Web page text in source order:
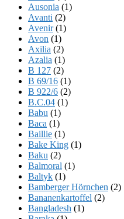
Ausonia (1)
Avanti (2)
Avenir(1)
Avon (1)
Axilia (2)
Azalia (1)
B 127 (2)
B 69/16 (1)
B 922/6 (2)
B.C.04 (1)
Babu (1)
Baca (1)
Baillie (1)
Bake King (1)
Baku (2)
Balmoral (1)
Baltyk (1)
Bamberger Hörnchen (2)
Bananenkartoffel (2)
Bangladesh (1)